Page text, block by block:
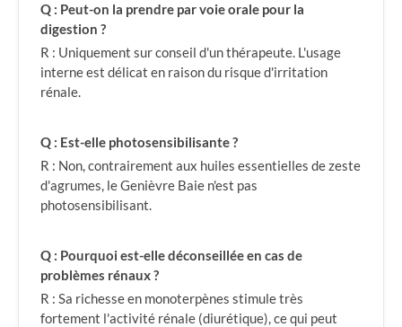
Q : Peut-on la prendre par voie orale pour la
digestion ?
R : Uniquement sur conseil d'un thérapeute. L'usage
interne est délicat en raison du risque d'irritation
rénale.
Q : Est-elle photosensibilisante ?
R : Non, contrairement aux huiles essentielles de zeste
d'agrumes, le Genièvre Baie n'est pas
photosensibilisant.
Q : Pourquoi est-elle déconseillée en cas de
problèmes rénaux ?
R : Sa richesse en monoterpènes stimule très
fortement l'activité rénale (diurétique), ce qui peut